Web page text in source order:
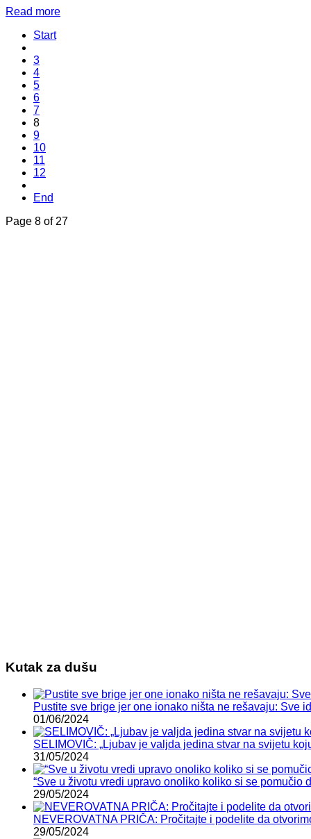
Read more
Start
3
4
5
6
7
8
9
10
11
12
End
Page 8 of 27
Kutak za dušu
Pustite sve brige jer one ionako ništa ne rešavaju: Sve
01/06/2024
SELIMOVIČ: „Ljubav je valjda jedina stvar na svijetu
31/05/2024
“Sve u životu vredi upravo onoliko koliko si se pomučio
29/05/2024
NEVEROVATNA PRIČA: Pročitajte i podelite da
29/05/2024